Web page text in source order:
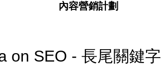
內容營銷計劃
on SEO - 長尾關鍵字